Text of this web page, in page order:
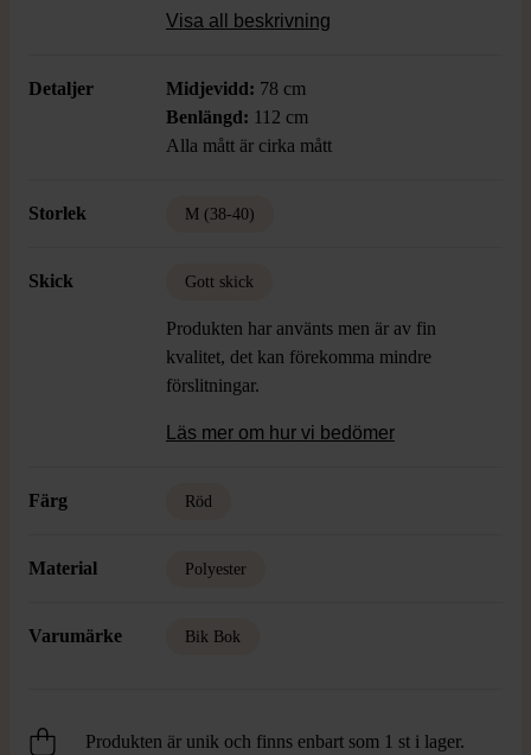
stilren midja, perfekta för dig som vill
Visa all beskrivning
Detaljer Midjevidd: 78 cm
Benlängd: 112 cm
Alla mått är cirka mått
Storlek M (38-40)
Skick Gott skick
Produkten har använts men är av fin
kvalitet, det kan förekomma mindre
förslitningar.
Läs mer om hur vi bedömer
Färg Röd
Material Polyester
Varumärke Bik Bok
Produkten är unik och finns enbart som 1 st i lager.